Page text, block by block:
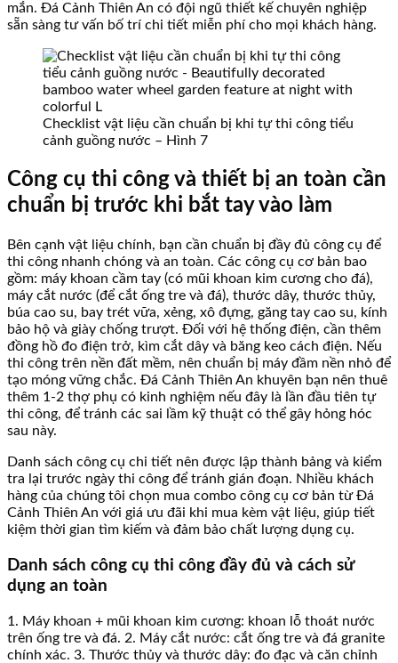
mắn. Đá Cảnh Thiên An có đội ngũ thiết kế chuyên nghiệp
sẵn sàng tư vấn bố trí chi tiết miễn phí cho mọi khách hàng.
Checklist vật liệu cần chuẩn bị khi tự thi công tiểu
cảnh guồng nước – Hình 7
Công cụ thi công và thiết bị an toàn cần
chuẩn bị trước khi bắt tay vào làm
Bên cạnh vật liệu chính, bạn cần chuẩn bị đầy đủ công cụ để
thi công nhanh chóng và an toàn. Các công cụ cơ bản bao
gồm: máy khoan cầm tay (có mũi khoan kim cương cho đá),
máy cắt nước (để cắt ống tre và đá), thước dây, thước thủy,
búa cao su, bay trét vữa, xẻng, xô đựng, găng tay cao su, kính
bảo hộ và giày chống trượt. Đối với hệ thống điện, cần thêm
đồng hồ đo điện trở, kìm cắt dây và băng keo cách điện. Nếu
thi công trên nền đất mềm, nên chuẩn bị máy đầm nền nhỏ để
tạo móng vững chắc. Đá Cảnh Thiên An khuyên bạn nên thuê
thêm 1-2 thợ phụ có kinh nghiệm nếu đây là lần đầu tiên tự
thi công, để tránh các sai lầm kỹ thuật có thể gây hỏng hóc
sau này.
Danh sách công cụ chi tiết nên được lập thành bảng và kiểm
tra lại trước ngày thi công để tránh gián đoạn. Nhiều khách
hàng của chúng tôi chọn mua combo công cụ cơ bản từ Đá
Cảnh Thiên An với giá ưu đãi khi mua kèm vật liệu, giúp tiết
kiệm thời gian tìm kiếm và đảm bảo chất lượng dụng cụ.
Danh sách công cụ thi công đầy đủ và cách sử
dụng an toàn
1. Máy khoan + mũi khoan kim cương: khoan lỗ thoát nước
trên ống tre và đá. 2. Máy cắt nước: cắt ống tre và đá granite
chính xác. 3. Thước thủy và thước dây: đo đạc và căn chỉnh